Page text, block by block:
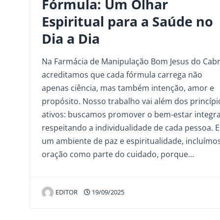
Fórmula: Um Olhar
Espiritual para a Saúde no
Dia a Dia
Na Farmácia de Manipulação Bom Jesus do
acreditamos que cada fórmula carrega não
apenas ciência, mas também intenção, amor e
propósito. Nosso trabalho vai além dos
ativos: buscamos promover o bem-estar
respeitando a individualidade de cada pessoa.
um ambiente de paz e espiritualidade,
oração como parte do cuidado, porque…
EDITOR 19/09/2025